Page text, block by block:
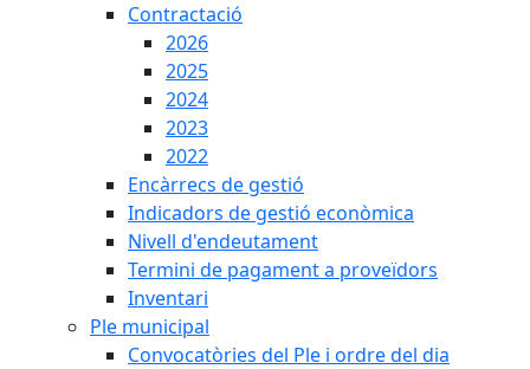
Contractació
2026
2025
2024
2023
2022
Encàrrecs de gestió
Indicadors de gestió econòmica
Nivell d'endeutament
Termini de pagament a proveïdors
Inventari
Ple municipal
Convocatòries del Ple i ordre del dia